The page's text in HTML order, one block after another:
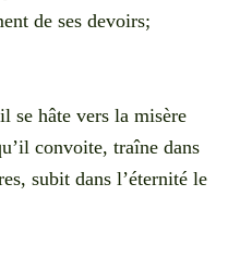
de ses devoirs;
se hâte vers la misère
convoite, traîne dans
subit dans l’éternité le